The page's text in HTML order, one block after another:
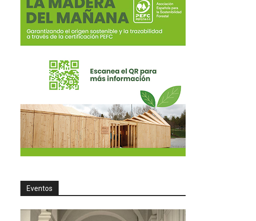
Eventos